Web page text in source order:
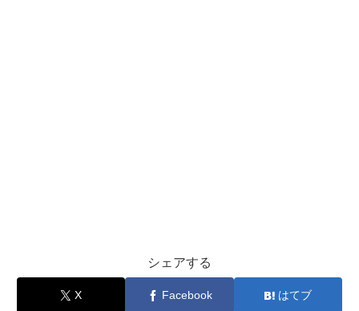
シェアする
X Facebook はてブ